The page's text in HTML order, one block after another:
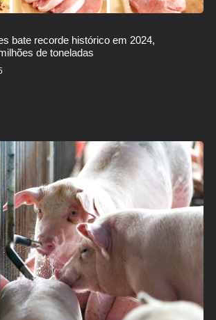
bate recorde histórico em 2024,
de toneladas